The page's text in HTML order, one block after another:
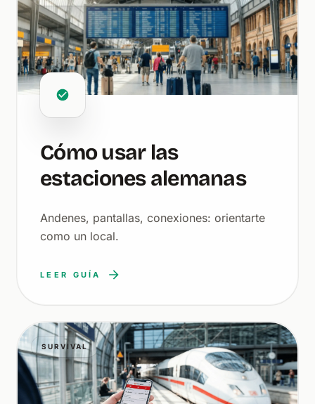
Cómo usar las
estaciones alemanas
Andenes, pantallas, conexiones: orientarte
como un local.
LEER GUÍA
SURVIVAL